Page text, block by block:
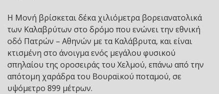
Η Μονή βρίσκεται δέκα χιλιόμετρα βορειανατολικά
των Καλαβρύτων στο δρόμο που ενώνει την εθνική
οδό Πατρών – Αθηνών με τα Καλάβρυτα, και είναι
κτισμένη στο άνοιγμα ενός μεγάλου φυσικού
σπηλαίου της οροσειράς του Χελμού, επάνω από την
απότομη χαράδρα του Βουραϊκού ποταμού, σε
υψόμετρο 899 μέτρων.